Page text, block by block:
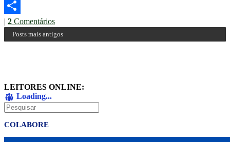
Telegram
Share
| 2 Comentários
Posts mais antigos
LEITORES ONLINE:
Loading...
Pesquisar
COLABORE